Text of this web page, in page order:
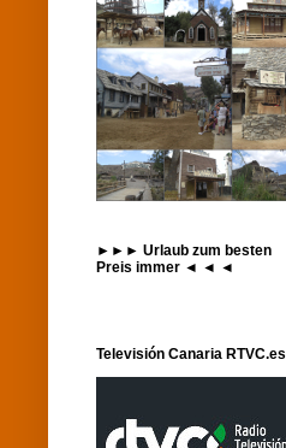
►►► Urlaub zum besten
Preis immer ◄ ◄ ◄
Televisión Canaria RTVC.es